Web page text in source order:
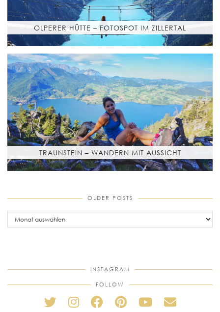
OLPERER HÜTTE – FOTOSPOT IM ZILLERTAL
TRAUNSTEIN – WANDERN MIT AUSSICHT
OLDER POSTS
older
posts
INSTAGRAM
FOLLOW